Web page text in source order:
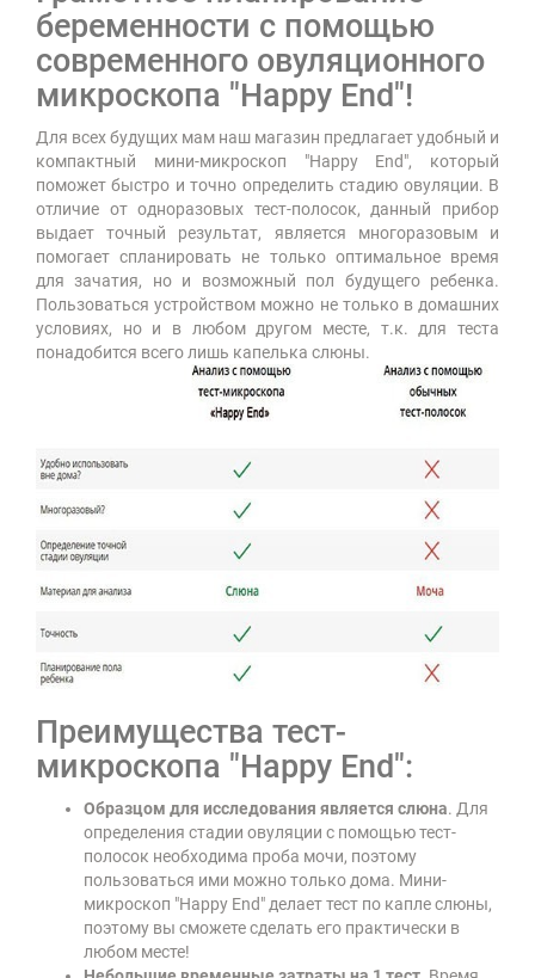
беременности с помощью
современного овуляционного
микроскопа "Happy End"!
Для всех будущих мам наш магазин предлагает удобный и
компактный мини-микроскоп "Happy End", который
поможет быстро и точно определить стадию овуляции. В
отличие от одноразовых тест-полосок, данный прибор
выдает точный результат, является многоразовым и
помогает спланировать не только оптимальное время
для зачатия, но и возможный пол будущего ребенка.
Пользоваться устройством можно не только в домашних
условиях, но и в любом другом месте, т.к. для теста
понадобится всего лишь капелька слюны.
Преимущества тест-
микроскопа "Happy End":
Образцом для исследования является слюна. Для
определения стадии овуляции с помощью тест-
полосок необходима проба мочи, поэтому
пользоваться ими можно только дома. Мини-
микроскоп "Happy End"делает тест по капле слюны,
поэтому вы сможете сделать его практически в
любом месте!